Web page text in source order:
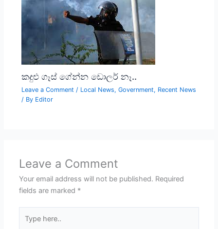
කදුළු ගෑස් ගේන්න ඩොලර් නෑ..
Leave a Comment / Local News,Government, Recent News
/ By Editor
Leave a Comment
Your email address will not be published. Required
fields are marked *
here..